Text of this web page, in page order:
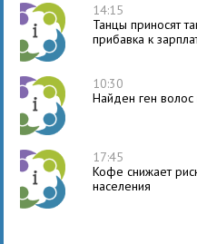
14:15
Танцы приносят
прибавка к
10:30
Найден ген волос
17:45
Кофе снижает
населения